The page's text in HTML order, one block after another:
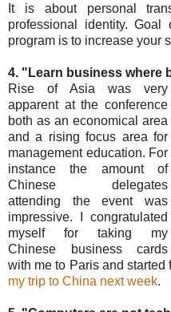
It is about personal
professional identity.
program is to increase your
4. "Learn business where
Rise of Asia was very
apparent at the conference
both as an economical area
and a rising focus area for
management education. For
instance the amount of
Chinese delegates
attending the event was
impressive. I congratulated
myself for taking my
Chinese business cards
with me to Paris and
my trip to China next week.